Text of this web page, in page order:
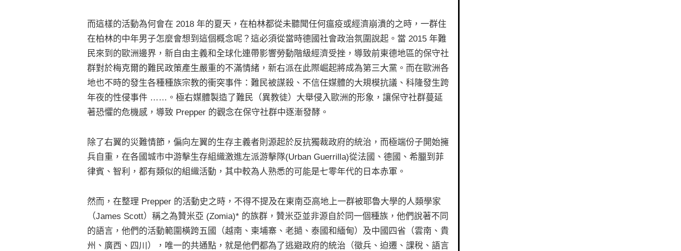
而這樣的活動為何會在 2018 年的夏天，在柏林都從未聽聞任何瘟疫或經濟崩潰的之時，一群住
在柏林的中年男子怎麼會想到這個概念呢？這必須從當時德國社會政治氛圍說起。當 2015 年難
民來到的歐洲邊界，新自由主義和全球化連帶影響勞動階級經濟受挫，導致前東德地區的保守社
群對於梅克爾的難民政策產生嚴重的不滿情緒，新右派在此際崛起將成為第三大黨。而在歐洲各
地也不時的發生各種種族宗教的衝突事件：難民被謀殺、不信任媒體的大規模抗議、科隆發生跨
年夜的性侵事件 ……。極右媒體製造了難民（異教徒）大舉侵入歐洲的形象，讓保守社群蔓延
著恐懼的危機感，導致 Prepper 的觀念在保守社群中逐漸發酵。
除了右翼的災難情節，偏向左翼的生存主義者則源起於反抗獨裁政府的統治，而極端份子開始擁
兵自重，在各國城市中游擊生存組織激進左派游擊隊(Urban Guerrilla)從法國、德國、希臘到菲
律賓、智利，都有類似的組織活動，其中較為人熟悉的可能是七零年代的日本赤軍。
然而，在整理 Prepper 的活動史之時，不得不提及在東南亞高地上一群被耶魯大學的人類學家
（James Scott）稱之為贊米亞 (Zomia)* 的族群，贊米亞並非源自於同一個種族，他們說著不同
的語言，他們的活動範圍橫跨五國（越南、柬埔寨、老撾、泰國和緬甸）及中國四省（雲南、貴
州、廣西、四川），唯一的共通點，就是他們都為了逃避政府的統治（徵兵、迫遷、課稅、語言